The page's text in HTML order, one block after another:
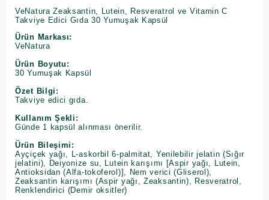
VeNatura Zeaksantin, Lutein, Resveratrol ve Vitamin C
Takviye Edici Gıda 30 Yumuşak Kapsül
Ürün Markası:
VeNatura
Ürün Boyutu:
30 Yumuşak Kapsül
Özet Bilgi:
Takviye edici gıda.
Kullanım Şekli:
Günde 1 kapsül alınması önerilir.
Ürün Bileşimi:
Ayçiçek yağı, L-askorbil 6-palmitat, Yenilebilir jelatin (Sığır
jelatini), Deiyonize su, Lutein karışımı [Aspir yağı, Lutein,
Antioksidan (Alfa-tokoferol)], Nem verici (Gliserol),
Zeaksantin karışımı (Aspir yağı, Zeaksantin), Resveratrol,
Renklendirici (Demir oksitler)